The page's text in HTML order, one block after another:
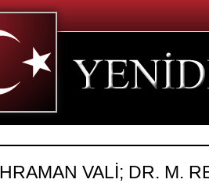
VALİ; DR. M.